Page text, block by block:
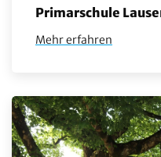
Primarschule
Mehr erfahren